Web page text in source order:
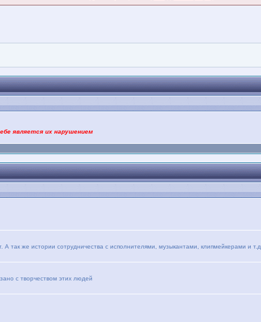
является их нарушением
так же истории сотрудничества с исполнителями, музыкантами, клипмейкерами и т.д.
с творчеством этих людей